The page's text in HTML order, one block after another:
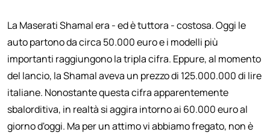
La Maserati Shamal era - ed è tuttora - costosa. Oggi le
auto partono da circa 50.000 euro e i modelli più
importanti raggiungono la tripla cifra. Eppure, al momento
del lancio, la Shamal aveva un prezzo di 125.000.000 di lire
italiane. Nonostante questa cifra apparentemente
sbalorditiva, in realtà si aggira intorno ai 60.000 euro al
giorno d'oggi. Ma per un attimo vi abbiamo fregato, non è